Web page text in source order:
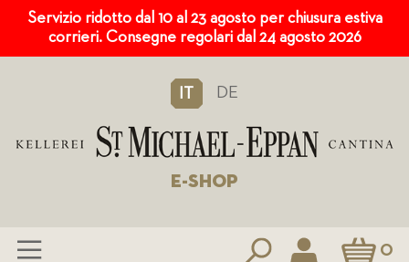
Servizio ridotto dal 10 al 23 agosto per chiusura estiva
corrieri. Consegne regolari dal 24 agosto 2026
IT DE
E-SHOP
Carrello0